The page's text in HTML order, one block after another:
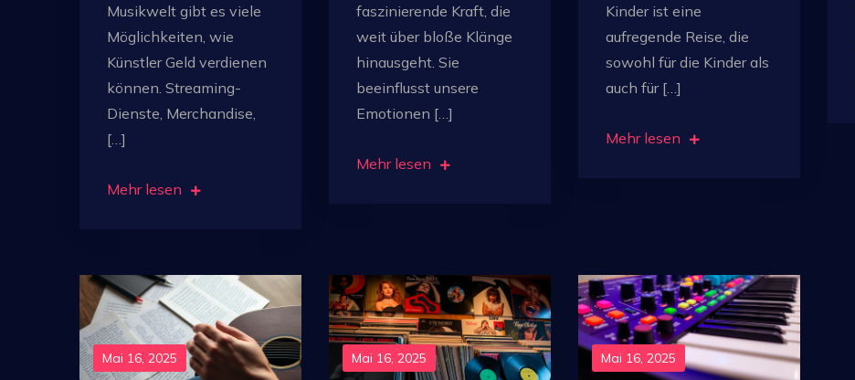
Musikwelt gibt es viele
Möglichkeiten, wie
Künstler Geld verdienen
können. Streaming-
Dienste, Merchandise,
[…]
Mehr lesen
faszinierende Kraft, die
weit über bloße Klänge
hinausgeht. Sie
beeinflusst unsere
Emotionen […]
Mehr lesen
Kinder ist eine
aufregende Reise, die
sowohl für die Kinder als
auch für […]
Mehr lesen
Mai 16, 2025 Mai 16, 2025 Mai 16, 2025